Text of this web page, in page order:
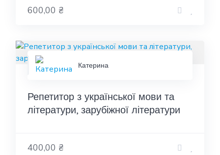
600,00 ₴
Катерина
Репетитор з української мови та
літератури, зарубіжної літератури
400,00 ₴